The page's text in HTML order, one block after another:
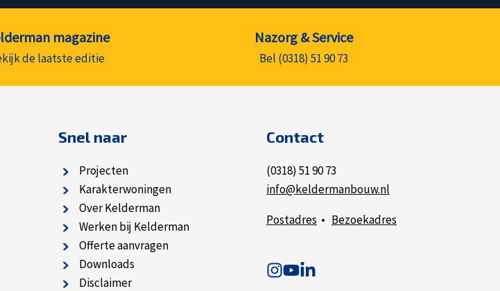
magazine
de laatste editie
Nazorg & Service
Bel (0318) 51 90 73
Snel naar
Projecten
Karakterwoningen
Over Kelderman
Werken bij Kelderman
Offerte aanvragen
Downloads
Disclaimer
Contact
(0318) 51 90 73
info@keldermanbouw.nl
Postadres • Bezoekadres